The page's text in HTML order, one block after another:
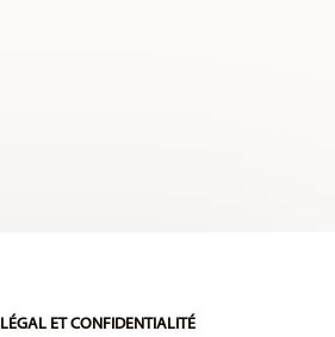
LÉGAL ET CONFIDENTIALITÉ